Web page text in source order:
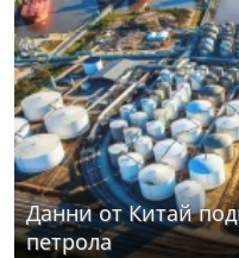
Данни от Китай
петрола